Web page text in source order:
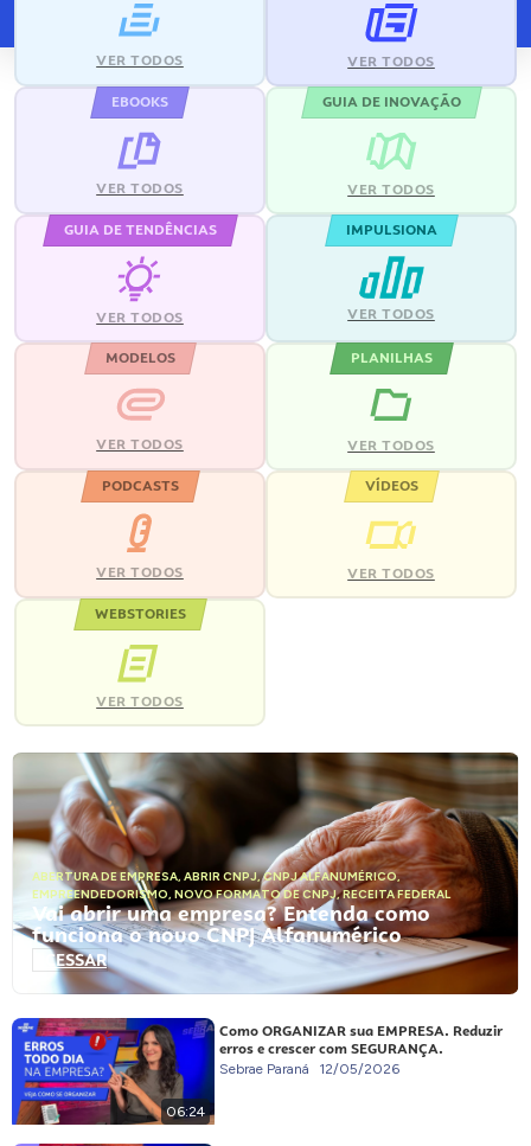
VER TODOS VER TODOS
EBOOKS
VER TODOS
GUIA DE INOVAÇÃO
VER TODOS
GUIA DE TENDÊNCIAS
VER TODOS
IMPULSIONA
VER TODOS
MODELOS
VER TODOS
PLANILHAS
VER TODOS
PODCASTS
VER TODOS
VÍDEOS
VER TODOS
WEBSTORIES
VER TODOS
ABERTURA DE EMPRESA, ABRIR CNPJ,CNPJ ALFANUMÉRICO,
EMPREENDEDORISMO, NOVO FORMATO DE CNPJ,RECEITA FEDERAL
Vai abrir uma empresa? Entenda como
funciona o novo CNPJ Alfanumérico
ACESSAR
06:24
Como ORGANIZAR sua EMPRESA. Reduzir
erros e crescer com SEGURANÇA.
Sebrae Paraná 12/05/2026